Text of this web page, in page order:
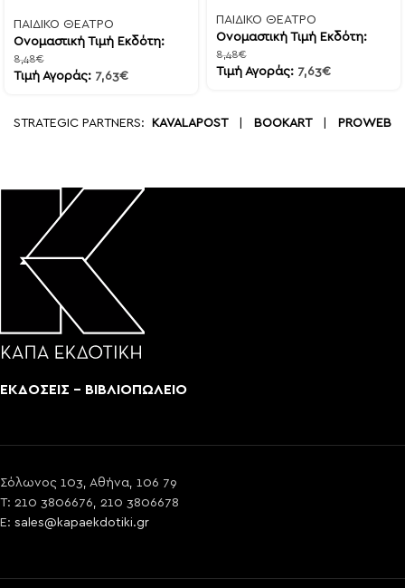
ΠΑΙΔΙΚΟ ΘΕΑΤΡΟ
Ονομαστική Τιμή Εκδότη:
8,48€
Τιμή Αγοράς: 7,63€
ΠΑΙΔΙΚΟ ΘΕΑΤΡΟ
Ονομαστική Τιμή Εκδότη:
8,48€
Τιμή Αγοράς: 7,63€
STRATEGIC PARTNERS: KAVALAPOST| BOOKART| PROWEB
ΕΚΔΟΣΕΙΣ - ΒΙΒΛΙΟΠΩΛΕΙΟ
Σόλωνος 103, Αθήνα, 106 79
T: 210 3806676, 210 3806678
E: sales@kapaekdotiki.gr